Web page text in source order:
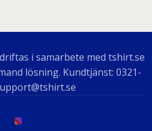
i samarbete med tshirt.se
lösning. Kundtjänst: 0321-